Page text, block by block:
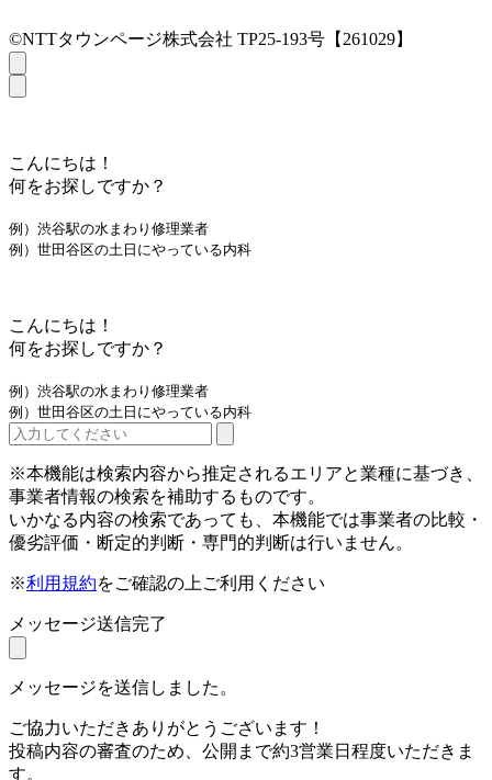
©NTTタウンページ株式会社 TP25-193号【261029】
こんにちは！
何をお探しですか？
例）渋谷駅の水まわり修理業者
例）世田谷区の土日にやっている内科
こんにちは！
何をお探しですか？
例）渋谷駅の水まわり修理業者
例）世田谷区の土日にやっている内科
※本機能は検索内容から推定されるエリアと業種に基づき、
事業者情報の検索を補助するものです。
いかなる内容の検索であっても、本機能では事業者の比較・
優劣評価・断定的判断・専門的判断は行いません。
※利用規約をご確認の上ご利用ください
メッセージ送信完了
メッセージを送信しました。
ご協力いただきありがとうございます！
投稿内容の審査のため、公開まで約3営業日程度いただきま
す。